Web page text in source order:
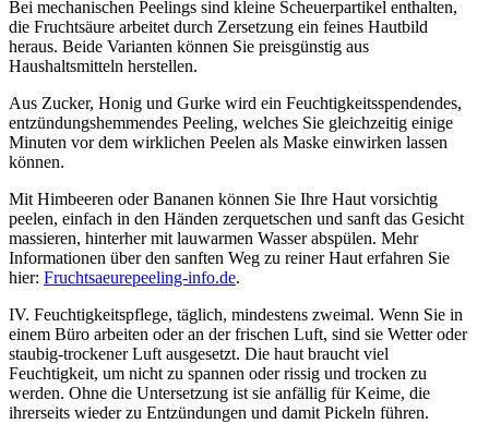
Bei mechanischen Peelings sind kleine Scheuerpartikel enthalten,
die Fruchtsäure arbeitet durch Zersetzung ein feines Hautbild
heraus. Beide Varianten können Sie preisgünstig aus
Haushaltsmitteln herstellen.
Aus Zucker, Honig und Gurke wird ein Feuchtigkeitsspendendes,
entzündungshemmendes Peeling, welches Sie gleichzeitig einige
Minuten vor dem wirklichen Peelen als Maske einwirken lassen
können.
Mit Himbeeren oder Bananen können Sie Ihre Haut vorsichtig
peelen, einfach in den Händen zerquetschen und sanft das Gesicht
massieren, hinterher mit lauwarmen Wasser abspülen. Mehr
Informationen über den sanften Weg zu reiner Haut erfahren Sie
hier: Fruchtsaeurepeeling-info.de.
IV. Feuchtigkeitspflege, täglich, mindestens zweimal. Wenn Sie in
einem Büro arbeiten oder an der frischen Luft, sind sie Wetter oder
staubig-trockener Luft ausgesetzt. Die haut braucht viel
Feuchtigkeit, um nicht zu spannen oder rissig und trocken zu
werden. Ohne die Untersetzung ist sie anfällig für Keime, die
ihrerseits wieder zu Entzündungen und damit Pickeln führen.